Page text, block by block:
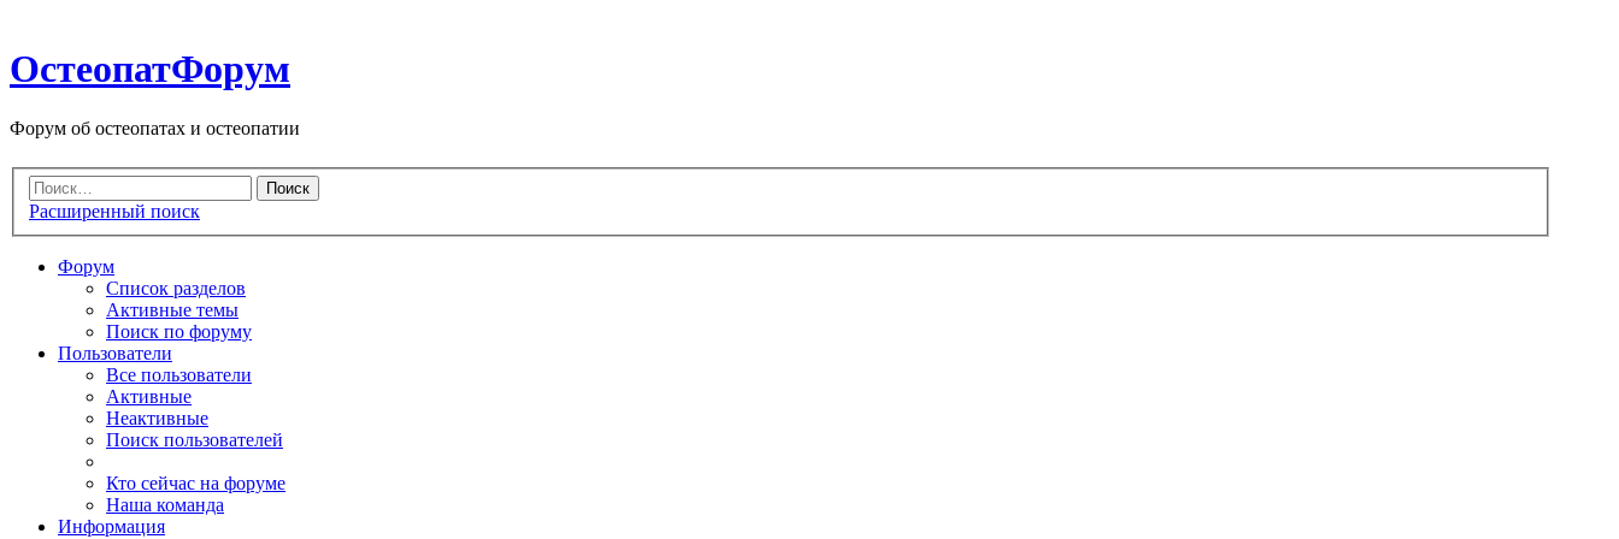
ОстеопатФорум
Форум об остеопатах и остеопатии
Расширенный поиск
Форум
Список разделов
Активные темы
Поиск по форуму
Пользователи
Все пользователи
Активные
Неактивные
Поиск пользователей
Кто сейчас на форуме
Наша команда
Информация